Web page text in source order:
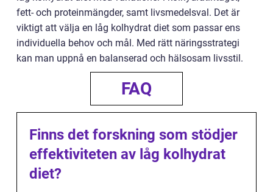
fett- och proteinmängder, samt livsmedelsval. Det är
viktigt att välja en låg kolhydrat diet som passar ens
individuella behov och mål. Med rätt näringsstrategi
kan man uppnå en balanserad och hälsosam livsstil.
FAQ
Finns det forskning som stödjer
effektiviteten av låg kolhydrat
diet?